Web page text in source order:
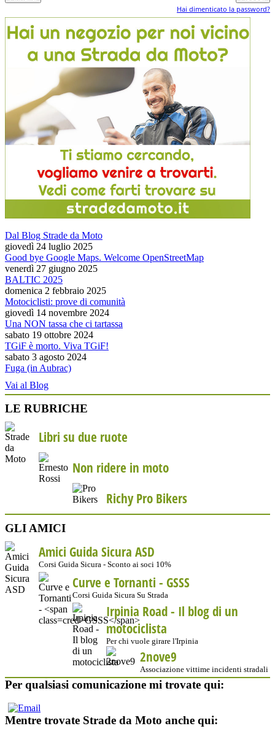
Hai dimenticato la password?
Dal Blog Strade da Moto
giovedì 24 luglio 2025
Good bye Google Maps. Welcome OpenStreetMap
venerdì 27 giugno 2025
BALTIC 2025
domenica 2 febbraio 2025
Motociclisti: prove di comunità
giovedì 14 novembre 2024
Una NON tassa che ci tartassa
sabato 19 ottobre 2024
TGiF è morto. Viva TGiF!
sabato 3 agosto 2024
Fuga (in Aubrac)
Vai al Blog
LE RUBRICHE
Libri su due ruote
Non ridere in moto
Richy Pro Bikers
GLI AMICI
Amici Guida Sicura ASD
Corsi Guida Sicura - Sconto ai soci 10%
Curve e Tornanti - GSSS
Corsi Guida Sicura Su Strada
Irpinia Road - Il blog di un
motociclista
Per chi vuole girare l'Irpinia
2nove9
Associazione vittime incidenti stradali
Per qualsiasi comunicazione mi trovate qui:
Mentre trovate Strade da Moto anche qui: